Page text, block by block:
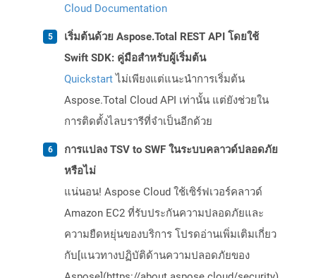
Cloud Documentation
เริ่มต้นด้วย Aspose.Total REST API โดยใช้
Swift SDK: คู่มือสำหรับผู้เริ่มต้น
Quickstartไม่เพียงแต่แนะนำการเริ่มต้น
Aspose.Total Cloud API เท่านั้น แต่ยังช่วยใน
การติดตั้งไลบรารีที่จำเป็นอีกด้วย
การแปลง TSV to SWF ในระบบคลาวด์ปลอดภัย
หรือไม่
แน่นอน! Aspose Cloud ใช้เซิร์ฟเวอร์คลาวด์
Amazon EC2 ที่รับประกันความปลอดภัยและ
ความยืดหยุ่นของบริการ โปรดอ่านเพิ่มเติมเกี่ยว
กับ[แนวทางปฏิบัติด้านความปลอดภัยของ